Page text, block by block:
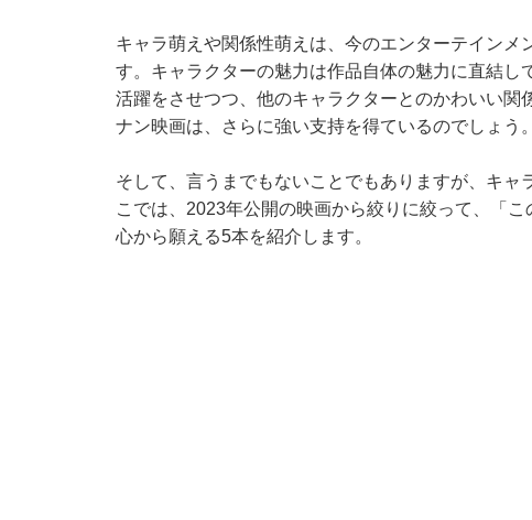
キャラ萌えや関係性萌えは、今のエンターテインメ
す。キャラクターの魅力は作品自体の魅力に直結
活躍をさせつつ、他のキャラクターとのかわいい
ナン映画は、さらに強い支持を得ているのでしょう。
そして、言うまでもないことでもありますが、キ
こでは、2023年公開の映画から絞りに絞って、「
心から願える5本を紹介します。